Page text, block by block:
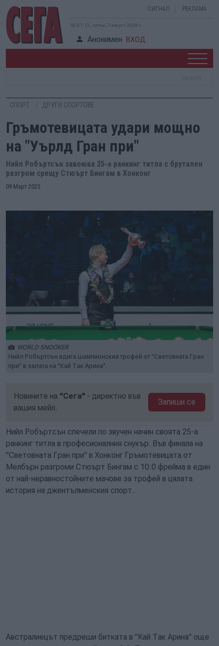
СИГНАЛ РЕКЛАМА
18:51:13, петък, 7 август 2026 г.
Анонимен ВХОД
СПОРТ ДРУГИ СПОРТОВЕ
Гръмотевицата удари мощно
на "Уърлд Гран при"
Нийл Робъртсън завоюва 25-а ранкинг титла с брутален
разгром срещу Стюърт Бингам в Хонконг
09 Март 2025
WORLD SNOOKER
Нийл Робъртсън вдига шампионския трофей от "Световната Гран
при" в залата на "Кай Так Арина".
Новините на "Сега" - директно във
вашия мейл.
Запиши се
Нийл Робъртсън спечели по звучен начин своята 25-а
ранкинг титла в професионалния снукър. Във финала на
"Световната Гран при" в Хонконг Гръмотевицата от
Мелбърн разгроми Стюърт Бингам с 10:0 фрейма в един
от най-неравностойните мачове за трофей в цялата
история на джентълменския спорт.
Австралиецът предреши битката в "Кай Так Арина" още